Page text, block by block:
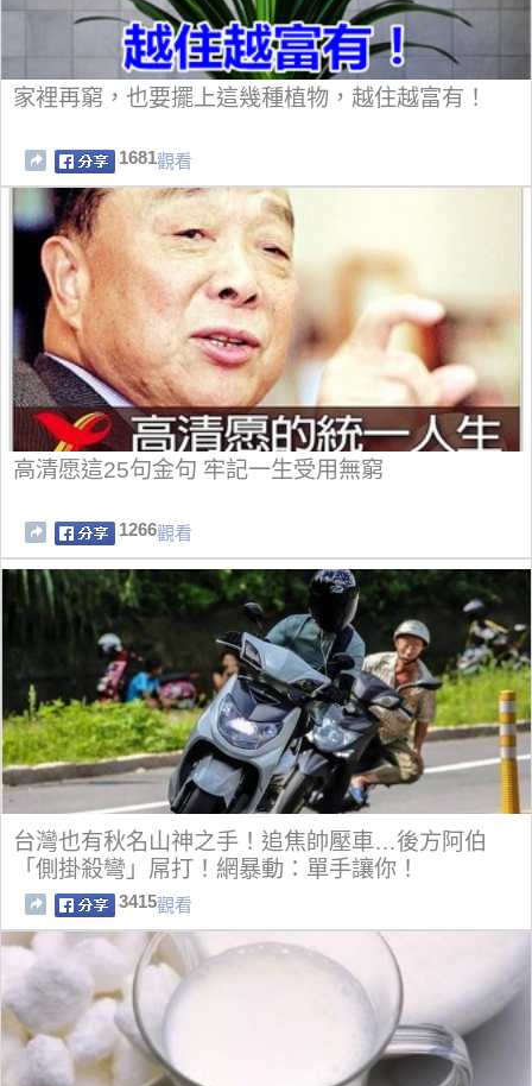
家裡再窮，也要擺上這幾種植物，越住越富有！
1681觀看
高清愿這25句金句 牢記一生受用無窮
1266觀看
台灣也有秋名山神之手！追焦帥壓車…後方阿伯
「側掛殺彎」屌打！網暴動：單手讓你！
3415觀看